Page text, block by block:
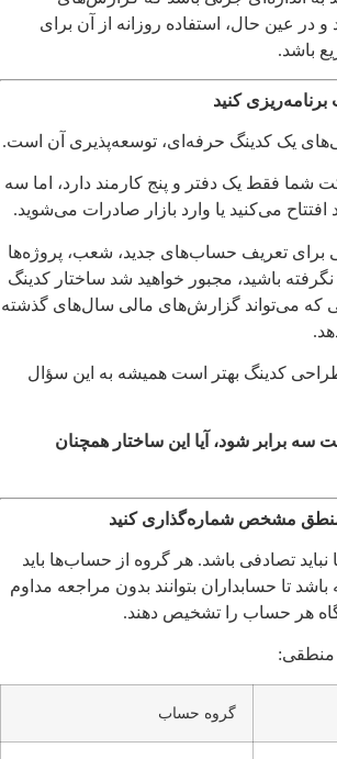
و در عین حال، استفاده روزانه از آن برای
باشد.
کنید
یک کدینگ حرفه‌ای، توسعه‌پذیری آن است.
فقط یک دفتر و پنج کارمند دارد، اما سه
می‌کنید یا وارد بازار صادرات می‌شوید.
برای تعریف حساب‌های جدید، شعب، پروژه‌ها
نگرفته باشید، مجبور خواهید شد ساختار کدینگ
که می‌تواند گزارش‌های مالی سال‌های گذشته
کدینگ بهتر است همیشه به این سؤال
برابر شود، آیا این ساختار همچنان
مشخص شماره‌گذاری کنید
تصادفی باشد. هر گروه از حساب‌ها باید
تا حسابداران بتوانند بدون مراجعه مداوم
هر حساب را تشخیص دهند.
منطقی:
گروه حساب